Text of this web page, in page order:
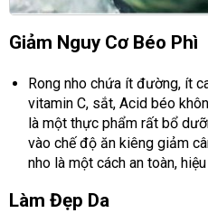
Giảm Nguy Cơ Béo Phì
Rong nho chứa ít đường, ít
vitamin C, sắt, Acid béo
là một thực phẩm rất bổ
vào chế độ ăn kiêng giảm
nho là một cách an toàn,
Làm Đẹp Da